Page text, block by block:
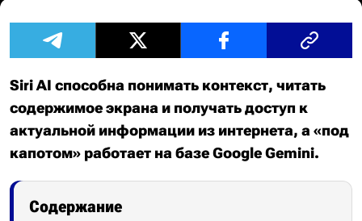
Siri AI способна понимать контекст, читать
содержимое экрана и получать доступ к
актуальной информации из интернета, а «под
капотом» работает на базе Google Gemini.
Содержание